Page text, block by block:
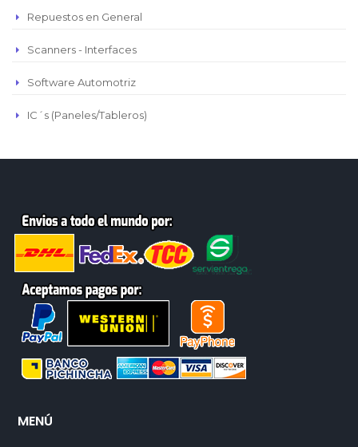
Repuestos en General
Scanners - Interfaces
Software Automotriz
IC´s (Paneles/Tableros)
MENÚ